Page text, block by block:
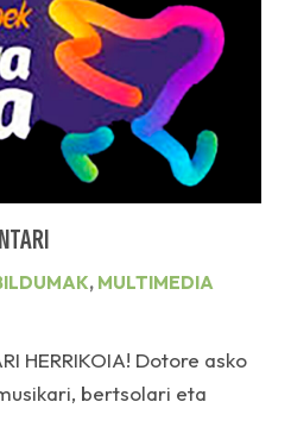
, MULTIMEDIA
HERRIKOIA! Dotore asko
bertsolari eta